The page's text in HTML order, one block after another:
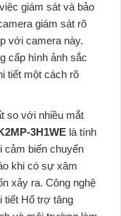
giám sát và bảo
giám sát rõ
với camera này.
cấp hình ảnh sắc
tiết một cách rõ
so với nhiều mắt
3H1WE là tính
cảm biến chuyển
khi có sự xâm
xảy ra. Công nghệ
tiết Hổ trợ tăng